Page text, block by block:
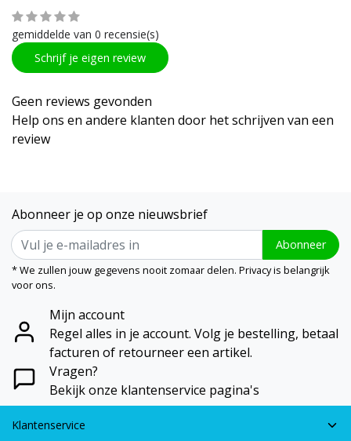
gemiddelde van 0 recensie(s)
Schrijf je eigen review
Geen reviews gevonden
Help ons en andere klanten door het schrijven van een
review
Abonneer je op onze nieuwsbrief
Abonneer
* We zullen jouw gegevens nooit zomaar delen. Privacy is belangrijk
voor ons.
Mijn account
Regel alles in je account. Volg je bestelling, betaal
facturen of retourneer een artikel.
Vragen?
Bekijk onze klantenservice pagina's
Klantenservice